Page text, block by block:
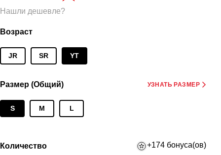
Нашли дешевле?
Возраст
JR SR YT
Размер (Общий) УЗНАТЬ РАЗМЕР
S M L
Количество +174 бонуса(ов)